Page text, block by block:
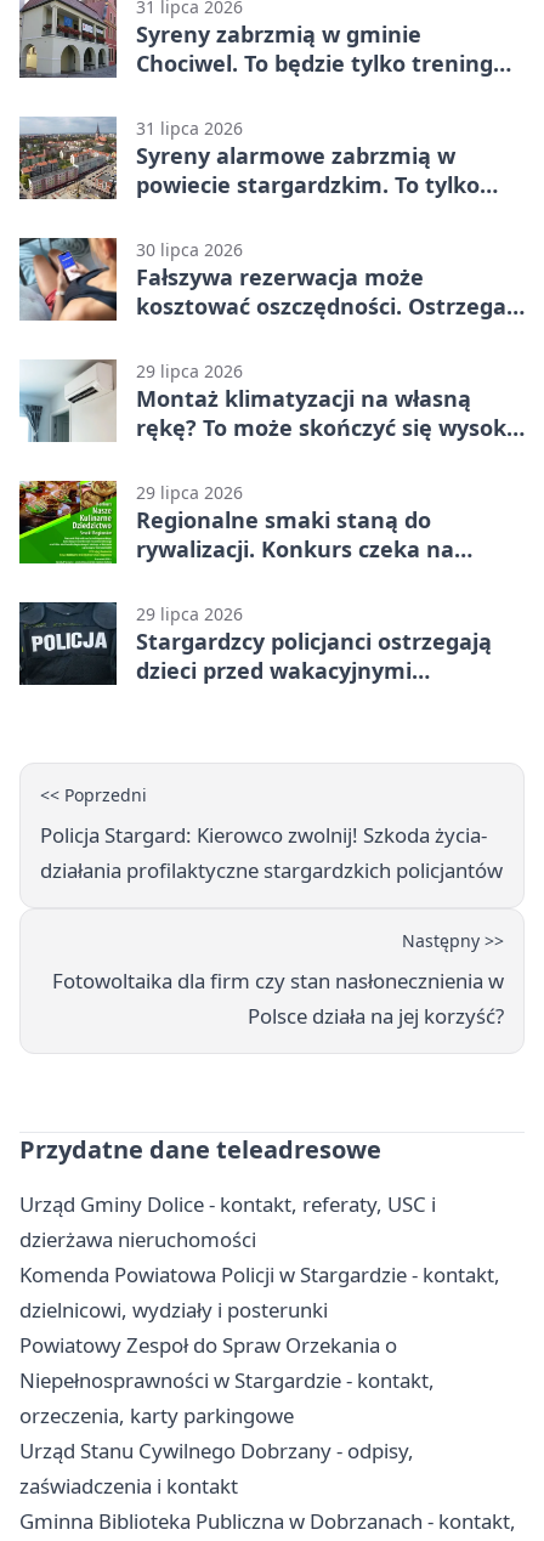
31 lipca 2026
Syreny zabrzmią w gminie
Chociwel. To będzie tylko trening
31 lipca 2026
Syreny alarmowe zabrzmią w
powiecie stargardzkim. To tylko
30 lipca 2026
Fałszywa rezerwacja może
kosztować oszczędności. Ostrzega
29 lipca 2026
Montaż klimatyzacji na własną
rękę? To może skończyć się wysoką
29 lipca 2026
Regionalne smaki staną do
rywalizacji. Konkurs czeka na
29 lipca 2026
Stargardzcy policjanci ostrzegają
dzieci przed wakacyjnymi
<< Poprzedni
Policja Stargard: Kierowco zwolnij! Szkoda życia-
działania profilaktyczne stargardzkich policjantów
Następny >>
Fotowoltaika dla firm czy stan nasłonecznienia w
Polsce działa na jej korzyść?
Przydatne dane teleadresowe
Urząd Gminy Dolice - kontakt, referaty, USC i
dzierżawa nieruchomości
Komenda Powiatowa Policji w Stargardzie - kontakt,
dzielnicowi, wydziały i posterunki
Powiatowy Zespoł do Spraw Orzekania o
Niepełnosprawności w Stargardzie - kontakt,
orzeczenia, karty parkingowe
Urząd Stanu Cywilnego Dobrzany - odpisy,
zaświadczenia i kontakt
Gminna Biblioteka Publiczna w Dobrzanach - kontakt,